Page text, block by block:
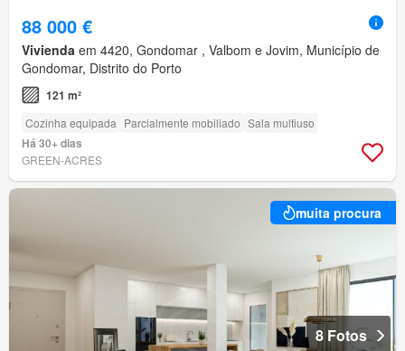
88 000 €
Vivienda em 4420, Gondomar , Valbom e Jovim, Município de
Gondomar, Distrito do Porto
121 m²
Cozinha equipada Parcialmente mobiliado Sala multiuso
Há 30+ dias
GREEN-ACRES
muita procura
8 Fotos